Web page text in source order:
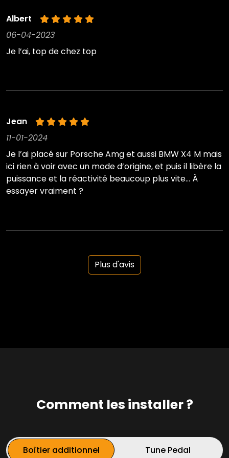
Albert
06-04-2023
Je l’ai, top de chez top
Jean
11-01-2024
Je l’ai placé sur Porsche Amg et aussi BMW X4 M mais
ici rien à voir avec un mode d’origine, et puis il libère la
puissance et la réactivité beaucoup plus vite… À
essayer vraiment ?
Plus d'avis
Comment les installer ?
Boîtier additionnel Tune Pedal